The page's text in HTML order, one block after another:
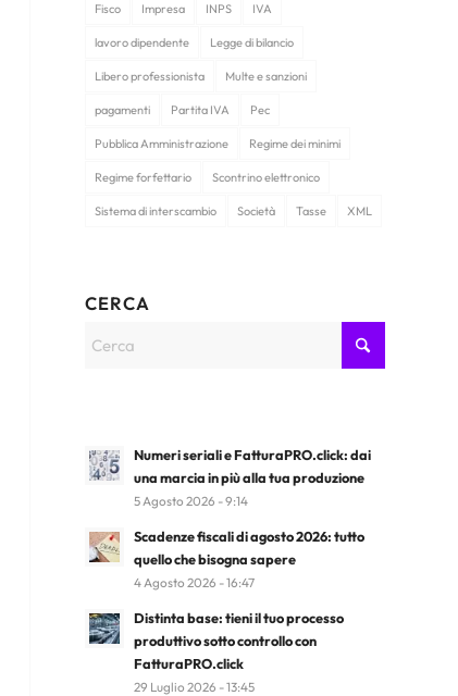
Fisco Impresa INPS IVA
lavoro dipendente Legge di bilancio
Libero professionista Multe e sanzioni
pagamenti Partita IVA Pec
Pubblica Amministrazione Regime dei minimi
Regime forfettario Scontrino elettronico
Sistema di interscambio Società Tasse XML
CERCA
Numeri seriali e FatturaPRO.click: dai
una marcia in più alla tua produzione
5 Agosto 2026 - 9:14
Scadenze fiscali di agosto 2026: tutto
quello che bisogna sapere
4 Agosto 2026 - 16:47
Distinta base: tieni il tuo processo
produttivo sotto controllo con
FatturaPRO.click
29 Luglio 2026 - 13:45